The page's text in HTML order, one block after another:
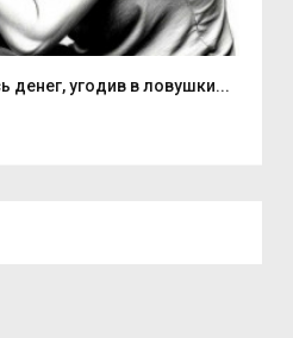
угодив в ловушки...